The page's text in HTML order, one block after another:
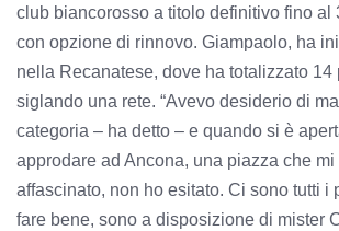
club biancorosso a titolo definitivo fino al
con opzione di rinnovo. Giampaolo, ha
nella Recanatese, dove ha totalizzato 14
siglando una rete. “Avevo desiderio di
categoria – ha detto – e quando si è
approdare ad Ancona, una piazza che mi
affascinato, non ho esitato. Ci sono tutti i
fare bene, sono a disposizione di mister